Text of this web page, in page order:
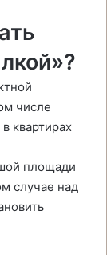
числе
квартирах
площади
случае над